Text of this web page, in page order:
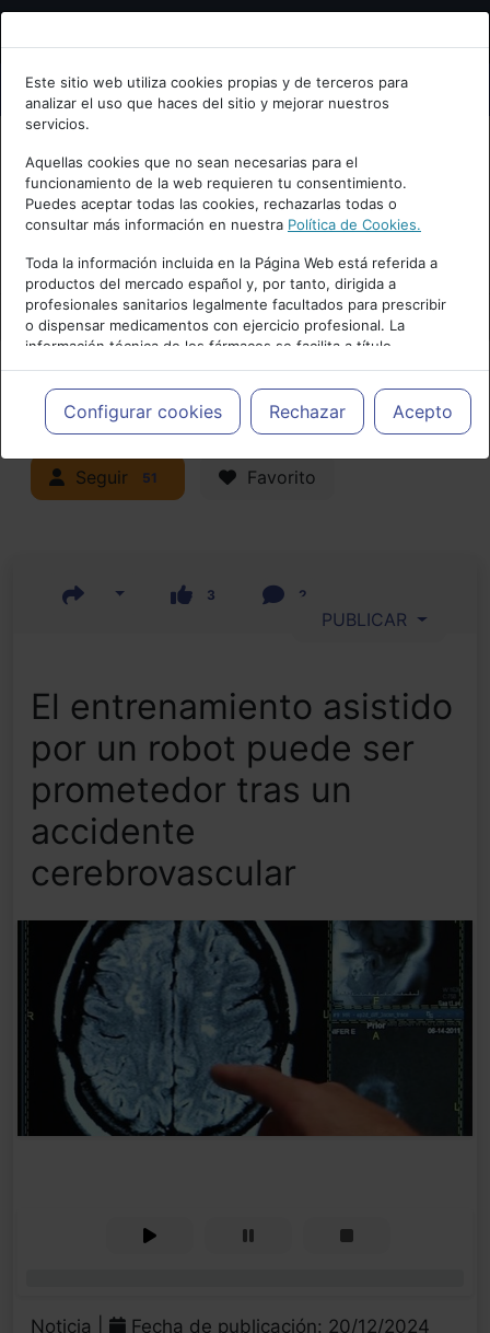
Bienvenid@ a psiquiatria.com
Escribe tu Email
Accede o regístrate con tu email.
Cancelar
Este sitio web utiliza cookies propias y de terceros para
analizar el uso que haces del sitio y mejorar nuestros
servicios.
Aquellas cookies que no sean necesarias para el
funcionamiento de la web requieren tu consentimiento.
Puedes aceptar todas las cookies, rechazarlas todas o
consultar más información en nuestra Política de Cookies.
Toda la información incluida en la Página Web está referida a
productos del mercado español y, por tanto, dirigida a
profesionales sanitarios legalmente facultados para prescribir
o dispensar medicamentos con ejercicio profesional. La
información técnica de los fármacos se facilita a título
meramente informativo, siendo responsabilidad de los
profesionales facultados prescribir medicamentos y decidir, en
cada caso concreto, el tratamiento más adecuado a las
necesidades del paciente.
Configurar cookies Rechazar Acepto
Actualidad y Artículos|
Neuropsiquiatría y Neurología
Seguir 51 Favorito
3 2
PUBLICAR
El entrenamiento asistido
por un robot puede ser
prometedor tras un
accidente
cerebrovascular
Noticia | Fecha de publicación: 20/12/2024